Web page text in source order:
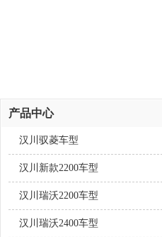
产品中心
汉川驭菱车型
汉川新款2200车型
汉川瑞沃2200车型
汉川瑞沃2400车型